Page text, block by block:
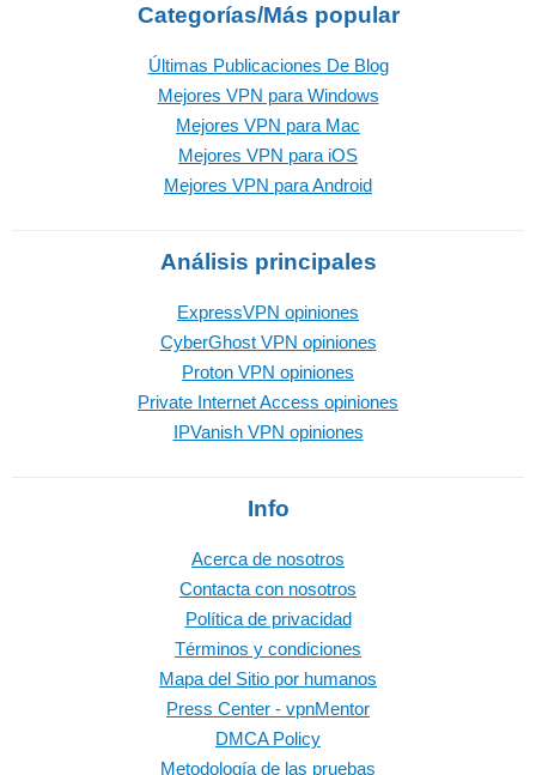
Categorías/Más popular
Últimas Publicaciones De Blog
Mejores VPN para Windows
Mejores VPN para Mac
Mejores VPN para iOS
Mejores VPN para Android
Análisis principales
ExpressVPN opiniones
CyberGhost VPN opiniones
Proton VPN opiniones
Private Internet Access opiniones
IPVanish VPN opiniones
Info
Acerca de nosotros
Contacta con nosotros
Política de privacidad
Términos y condiciones
Mapa del Sitio por humanos
Press Center - vpnMentor
DMCA Policy
Metodología de las pruebas